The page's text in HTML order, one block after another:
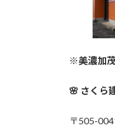
※美濃加
🌸 さくら
〒505-